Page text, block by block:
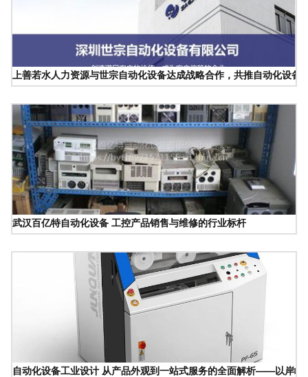
上善若水人力资源与世宗自动化设备达成战略合作，共推自动化设备
武汉百亿特自动化设备 工控产品销售与维修的行业标杆
自动化设备工业设计 从产品外观到一站式服务的全面解析——以岸峰